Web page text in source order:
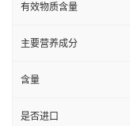
有效物质含量
主要营养成分
含量
是否进口